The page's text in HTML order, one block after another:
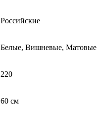
Российские
Белые, Вишневые, Матовые
220
60 см